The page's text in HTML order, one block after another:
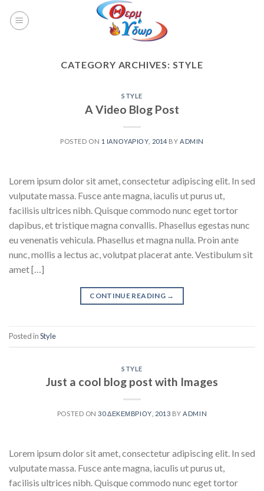
CATEGORY ARCHIVES: STYLE
STYLE
A Video Blog Post
POSTED ON 1 ΙΑΝΟΥΑΡΊΟΥ, 2014 BY ADMIN
Lorem ipsum dolor sit amet, consectetur adipiscing elit. In sed
vulputate massa. Fusce ante magna, iaculis ut purus ut,
facilisis ultrices nibh. Quisque commodo nunc eget tortor
dapibus, et tristique magna convallis. Phasellus egestas nunc
eu venenatis vehicula. Phasellus et magna nulla. Proin ante
nunc, mollis a lectus ac, volutpat placerat ante. Vestibulum sit
amet […]
CONTINUE READING →
Posted inStyle
STYLE
Just a cool blog post with Images
POSTED ON30 ΔΕΚΕΜΒΡΊΟΥ, 2013 BYADMIN
Lorem ipsum dolor sit amet, consectetur adipiscing elit. In sed
vulputate massa. Fusce ante magna, iaculis ut purus ut,
facilisis ultrices nibh. Quisque commodo nunc eget tortor